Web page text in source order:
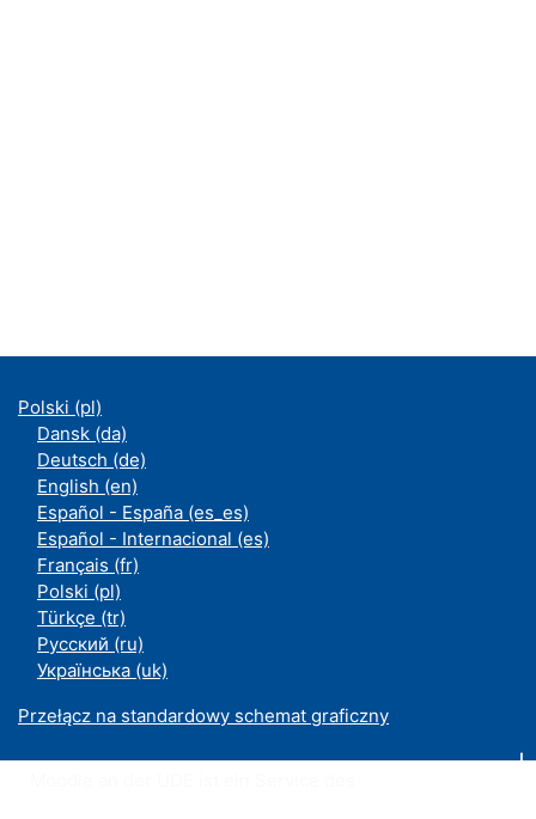
Polski ‎(pl)‎
Dansk ‎(da)‎
Deutsch ‎(de)‎
English ‎(en)‎
Español - España ‎(es_es)‎
Español - Internacional ‎(es)‎
Français ‎(fr)‎
Polski ‎(pl)‎
Türkçe ‎(tr)‎
Русский ‎(ru)‎
Українська ‎(uk)‎
Przełącz na standardowy schemat graficzny